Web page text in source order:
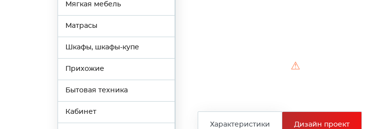
Мягкая мебель
Матрасы
Шкафы, шкафы-купе
Прихожие
Бытовая техника
Кабинет
⚠
Характеристики Дизайн проект